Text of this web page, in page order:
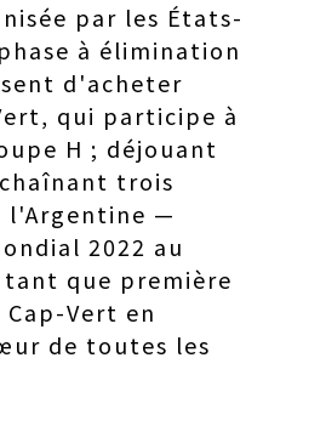
par les États-
à élimination
d'acheter
qui participe à
H ; déjouant
trois
l'Argentine —
2022 au
que première
Vert en
de toutes les